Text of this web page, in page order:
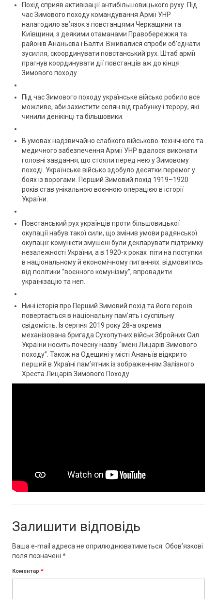
Похід сприяв активізації антибільшовицького руху. Під
час Зимового походу командування Армії УНР
налагодило зв’язок з повстанцями Черкащини та
Київщини, з деякими отаманами Правобережжя та
районів Ананьєва і Балти. Вживалися спроби об’єднати
зусилля, скоординувати повстанський рух. Штаб армії
прагнув координувати дії повстанців аж до кінця
Зимового походу.
Під час Зимового походу українське військо робило все
можливе, аби захистити селян від грабунку і терору, які
чинили денікінці та більшовики.
В умовах надзвичайно слабкого військово-технічного та
медичного забезпечення Армії УНР вдалося виконати
головні завдання, що стояли перед нею у Зимовому
поході. Українське військо здобуло десятки перемог у
боях із ворогами. Перший Зимовий похід 1919–1920
років став унікальною воєнною операцією в історії
України.
Повстанський рух українців проти більшовицької
окупації набув такої сили, що змінив умови радянської
окупації: комуністи змушені були декларувати підтримку
незалежності України, а в 1920-х роках піти на поступки
в національному й економічному питаннях: відмовитись
від політики “воєнного комунізму”, впровадити
українізацію та неп.
Нині історія про Перший Зимовий похід та його героїв
повертається в національну пам’ять і суспільну
свідомість. Із серпня 2019 року 28-а окрема
механізована бригада Сухопутних військ Збройних Сил
України носить почесну назву “імені Лицарів Зимового
походу”. Також на Одещині у місті Ананьїв відкрито
перший в Україні пам’ятник із зображенням Залізного
Хреста Лицарів Зимового Походу.
Залишити відповідь
Ваша e-mail адреса не оприлюднюватиметься. Обов’язкові
поля позначені *
Коментар *